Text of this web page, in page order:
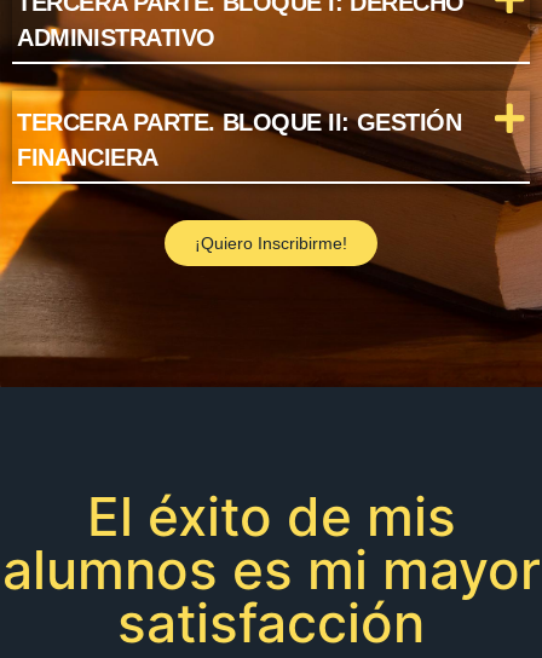
ADMINISTRATIVO
TERCERA PARTE. BLOQUE II: GESTIÓN
FINANCIERA
¡Quiero Inscribirme!
El éxito de mis
alumnos es mi mayor
satisfacción